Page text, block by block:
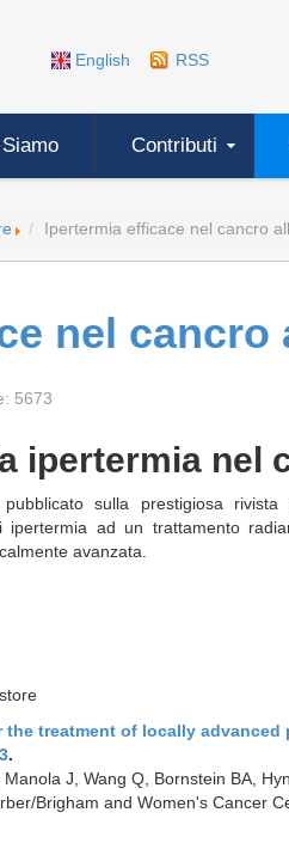
English RSS
Contributi
Ipertermia efficace nel cancro
nel cancro
5673
ipertermia nel
sulla prestigiosa
ipertermia ad un trattamento
avanzata.
treatment of locally
.
J, Wang Q, Bornstein BA,
Brigham and Women's Cancer